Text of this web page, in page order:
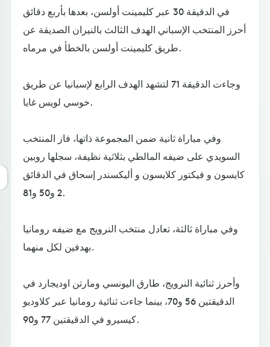
في الدقيقة 30 عبر كليمينت أولسن، بعدها بأربع دقائق
أحرز المنتخب الإسباني الهدف الثالث بالنيران الصديقة عن
طريق كليمينت أولسن بالخطأ في مرماه.
وجاءت الدقيقة 71 لتشهد الهدف الرابع لإسبانيا عن طريق
خوسي لويس غايا.
وفي مباراة ثانية ضمن المجموعة ذاتها، فاز المنتخب
السويدي على ضيفه المالطي بثلاثية نظيفة، سجلها روبين
كايسون و فيكتور كلايسون و أليكسندر إسحاق في الدقائق
2 و50 و81.
وفي مباراة ثالثة، تعادل منتخب النرويج مع ضيفه رومانيا
بهدفين لكل منهما.
وأحرز ثنائية النرويج، طارق اليونسي ومارتن اوديجارد في
الدقيقتين 56 و70، بينما جاءت ثنائية رومانيا عبر كلاوديو
كيسيرو في الدقيقتين 77 و90.